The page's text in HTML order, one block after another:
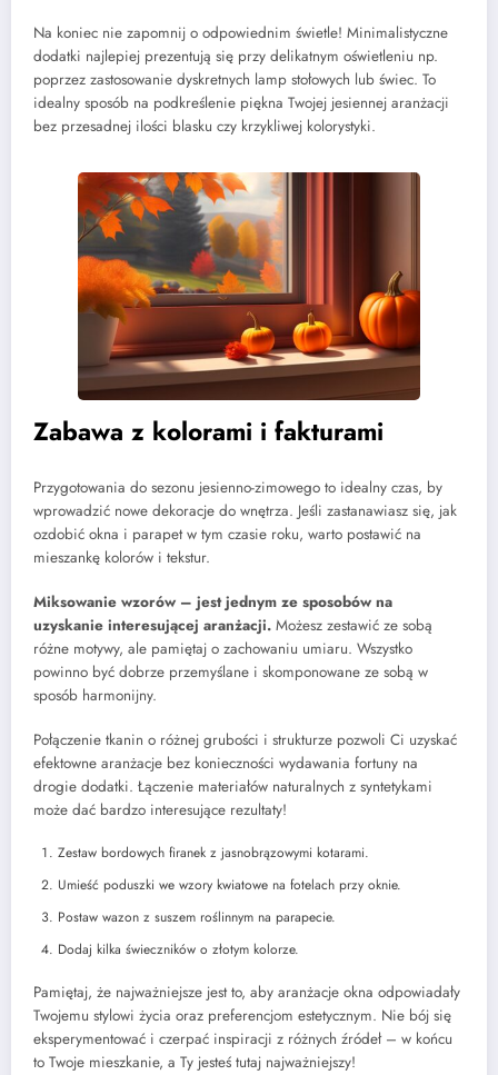
Na koniec nie zapomnij o odpowiednim świetle! Minimalistyczne
dodatki najlepiej prezentują się przy delikatnym oświetleniu np.
poprzez zastosowanie dyskretnych lamp stołowych lub świec. To
idealny sposób na podkreślenie piękna Twojej jesiennej aranżacji
bez przesadnej ilości blasku czy krzykliwej kolorystyki.
Zabawa z kolorami i fakturami
Przygotowania do sezonu jesienno-zimowego to idealny czas, by
wprowadzić nowe dekoracje do wnętrza. Jeśli zastanawiasz się, jak
ozdobić okna i parapet w tym czasie roku, warto postawić na
mieszankę kolorów i tekstur.
Miksowanie wzorów – jest jednym ze sposobów na
uzyskanie interesującej aranżacji. Możesz zestawić ze sobą
różne motywy, ale pamiętaj o zachowaniu umiaru. Wszystko
powinno być dobrze przemyślane i skomponowane ze sobą w
sposób harmonijny.
Połączenie tkanin o różnej grubości i strukturze pozwoli Ci uzyskać
efektowne aranżacje bez konieczności wydawania fortuny na
drogie dodatki. Łączenie materiałów naturalnych z syntetykami
może dać bardzo interesujące rezultaty!
Zestaw bordowych firanek z jasnobrązowymi kotarami.
Umieść poduszki we wzory kwiatowe na fotelach przy oknie.
Postaw wazon z suszem roślinnym na parapecie.
Dodaj kilka świeczników o złotym kolorze.
Pamiętaj, że najważniejsze jest to, aby aranżacje okna odpowiadały
Twojemu stylowi życia oraz preferencjom estetycznym. Nie bój się
eksperymentować i czerpać inspiracji z różnych źródeł – w końcu
to Twoje mieszkanie, a Ty jesteś tutaj najważniejszy!